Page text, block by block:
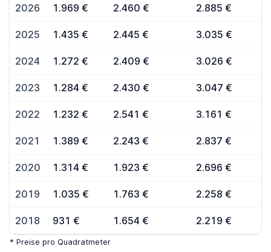
2026 1.969 € 2.460 € 2.885 €
2025 1.435 € 2.445 € 3.035 €
2024 1.272 € 2.409 € 3.026 €
2023 1.284 € 2.430 € 3.047 €
2022 1.232 € 2.541 € 3.161 €
2021 1.389 € 2.243 € 2.837 €
2020 1.314 € 1.923 € 2.696 €
2019 1.035 € 1.763 € 2.258 €
2018 931 € 1.654 € 2.219 €
* Preise pro Quadratmeter